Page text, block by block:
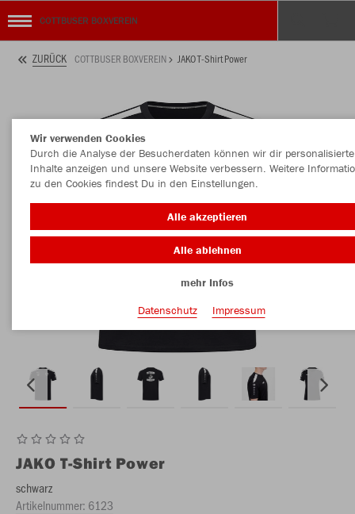
COTTBUSER BOXVEREIN
ZURÜCK COTTBUSER BOXVEREIN JAKO T-Shirt Power
JAKO T-Shirt Power
schwarz
Artikelnummer: 6123
Wir verwenden Cookies
Durch die Analyse der Besucherdaten können wir dir personalisierte
Inhalte anzeigen und unsere Website verbessern. Weitere
zu den Cookies findest Du in den Einstellungen.
Alle akzeptieren
Alle ablehnen
mehr Infos
Datenschutz
Impressum